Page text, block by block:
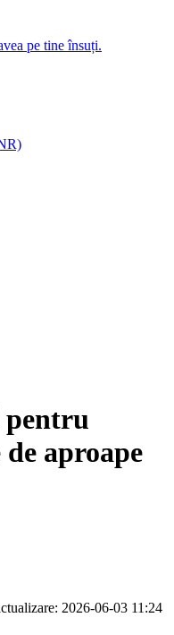
pe tine însuți.
pentru
aproape
2026-06-03 11:24